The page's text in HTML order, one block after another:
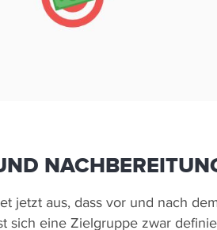
jetzt aus, dass vor und nach
sich eine Zielgruppe zwar